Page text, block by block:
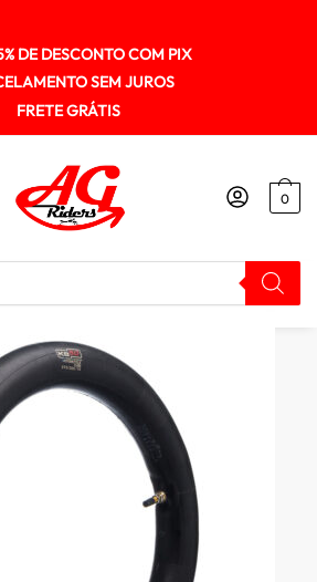
DE DESCONTO COM PIX
SEM JUROS
FRETE GRÁTIS
0